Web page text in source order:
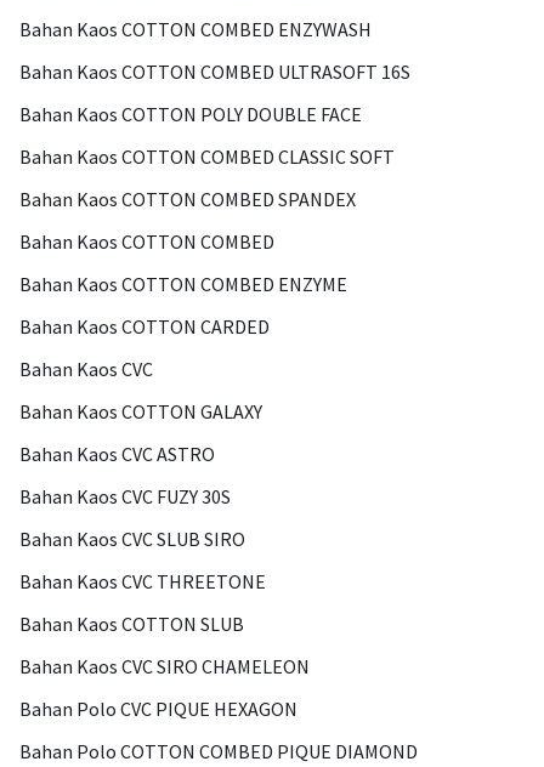
Bahan Kaos COTTON COMBED ENZYWASH
Bahan Kaos COTTON COMBED ULTRASOFT 16S
Bahan Kaos COTTON POLY DOUBLE FACE
Bahan Kaos COTTON COMBED CLASSIC SOFT
Bahan Kaos COTTON COMBED SPANDEX
Bahan Kaos COTTON COMBED
Bahan Kaos COTTON COMBED ENZYME
Bahan Kaos COTTON CARDED
Bahan Kaos CVC
Bahan Kaos COTTON GALAXY
Bahan Kaos CVC ASTRO
Bahan Kaos CVC FUZY 30S
Bahan Kaos CVC SLUB SIRO
Bahan Kaos CVC THREETONE
Bahan Kaos COTTON SLUB
Bahan Kaos CVC SIRO CHAMELEON
Bahan Polo CVC PIQUE HEXAGON
Bahan Polo COTTON COMBED PIQUE DIAMOND